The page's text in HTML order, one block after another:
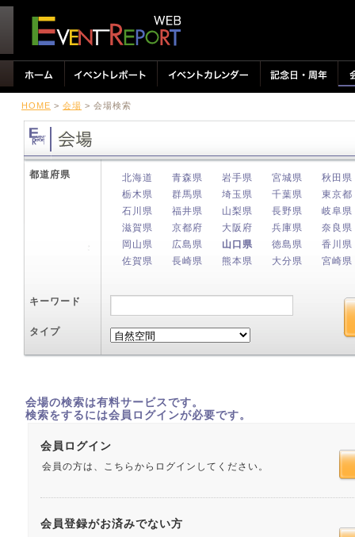
HOME > 会場 > 会場検索
都道府県 北海道 青森県 岩手県 宮城県
秋田県
栃木県
群馬県 埼玉県 千葉県
東京都
石川県
福井県 山梨県 長野県
岐阜県
滋賀県
京都府 大阪府 兵庫県
奈良県
岡山県
広島県 山口県 徳島県
香川県
佐賀県
長崎県 熊本県 大分県 宮崎県
キーワード
タイプ
会場の検索は有料サービスです。
検索をするには会員ログインが必要です。
会員ログイン
会員の方は、こちらからログインしてください。
会員登録がお済みでない方